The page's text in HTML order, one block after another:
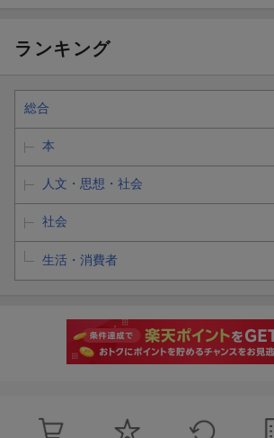
ランキング
総合
本
人文・思想・社会
社会
生活・消費者